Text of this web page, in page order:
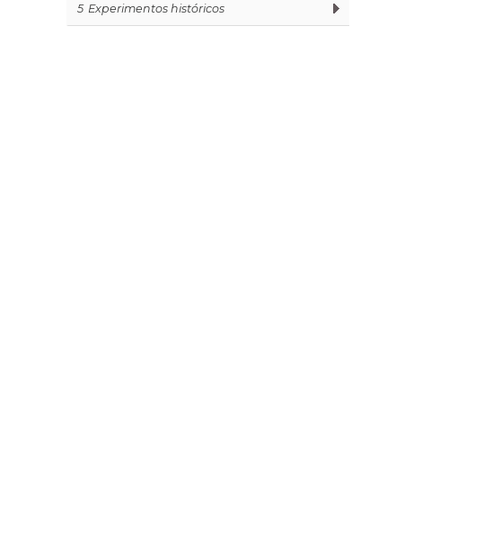
5 Experimentos históricos